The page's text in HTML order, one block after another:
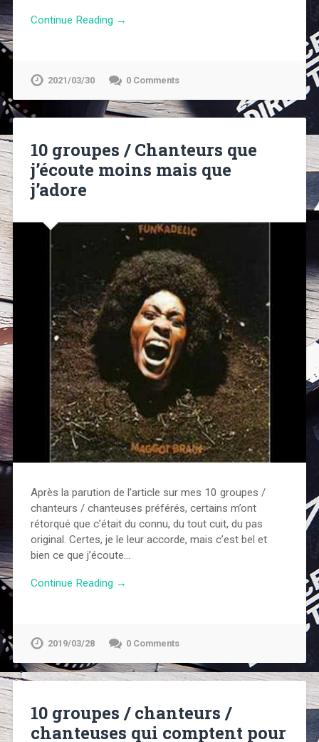
Continue Reading →
2021/03/30 0 Comments
10 groupes / Chanteurs que
j’écoute moins mais que
j’adore
Après la parution de l’article sur mes 10 groupes /
chanteurs / chanteuses préférés, certains m’ont
rétorqué que c’était du connu, du tout cuit, du pas
original. Certes, je le leur accorde, mais c’est bel et
bien ce que j’écoute…
Continue Reading →
2019/03/28 0 Comments
10 groupes / chanteurs /
chanteuses qui comptent pour